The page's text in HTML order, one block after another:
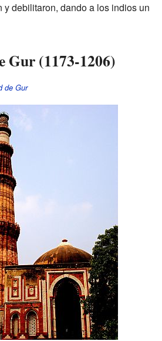
debilitaron, dando a los indios un
Gur (1173-1206)
de Gur